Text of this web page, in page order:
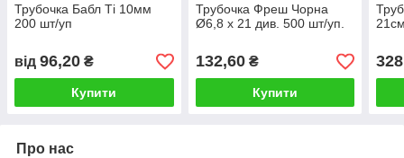
Трубочка Бабл Ті 10мм
200 шт/уп
від 96,20 ₴
Купити
Трубочка Фреш Чорна
Ø6,8 x 21 див. 500 шт/уп.
132,60₴
Купити
Про нас